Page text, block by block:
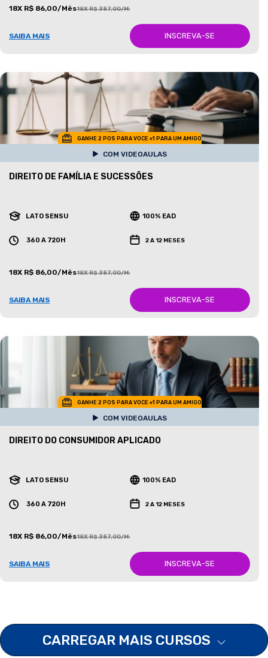
18X R$ 86,00/Mês18X R$ 387,00/Mês
SAIBA MAIS INSCREVA-SE
GANHE 2 POS PARA VOCE +1 PARA UM AMIGO
COM VIDEOAULAS
DIREITO DE FAMÍLIA E SUCESSÕES
LATO SENSU 100% EAD
360 A 720H 2 A 12 MESES
18X R$ 86,00/Mês18X R$ 387,00/Mês
SAIBA MAIS INSCREVA-SE
GANHE 2 POS PARA VOCE +1 PARA UM AMIGO
COM VIDEOAULAS
DIREITO DO CONSUMIDOR APLICADO
LATO SENSU 100% EAD
360 A 720H 2 A 12 MESES
18X R$ 86,00/Mês18X R$ 387,00/Mês
SAIBA MAIS INSCREVA-SE
CARREGAR MAIS CURSOS